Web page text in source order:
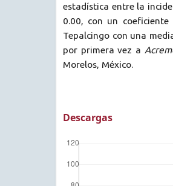
estadística entre la
0.00, con un
Tepalcingo con una
por primera vez a
Morelos, México.
Descargas